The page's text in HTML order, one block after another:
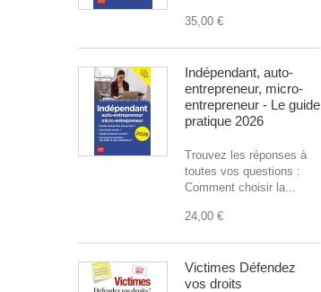
35,00 €
Indépendant, auto-
entrepreneur, micro-
entrepreneur - Le guide
pratique 2026
Trouvez les réponses à
toutes vos questions :
Comment choisir la...
24,00 €
Victimes Défendez
vos droits